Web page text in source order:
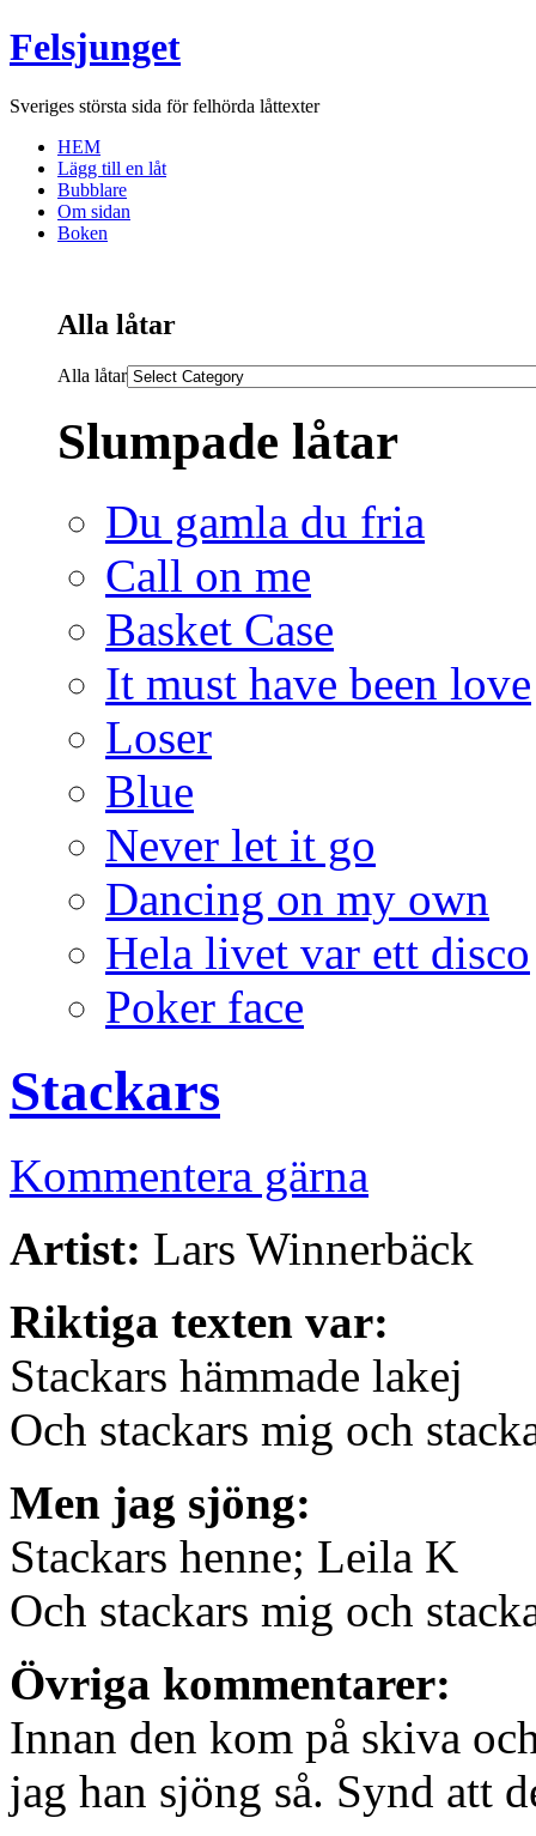
Felsjunget
Sveriges största sida för felhörda låttexter
HEM
Lägg till en låt
Bubblare
Om sidan
Boken
Alla låtar
Alla låtar
Slumpade låtar
Du gamla du fria
Call on me
Basket Case
It must have been love
Loser
Blue
Never let it go
Dancing on my own
Hela livet var ett disco
Poker face
Stackars
Kommentera gärna
Artist: Lars Winnerbäck
Riktiga texten var:
Stackars hämmade lakej
Och stackars mig och
Men jag sjöng:
Stackars henne; Leila K
Och stackars mig och
Övriga kommentarer:
Innan den kom på skiva
jag han sjöng så. Synd att